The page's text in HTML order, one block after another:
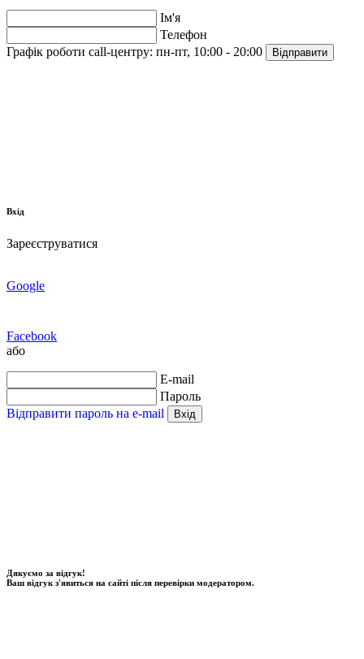
Ім'я
Телефон
Графік роботи call-центру: пн-пт, 10:00 - 20:00 Відправити
Вхід
Зареєструватися
Google
Facebook
або
E-mail
Пароль
Відправити пароль на e-mail
Вхід
Дякуємо за відгук!
Ваш відгук з'явиться на сайті після перевірки модератором.